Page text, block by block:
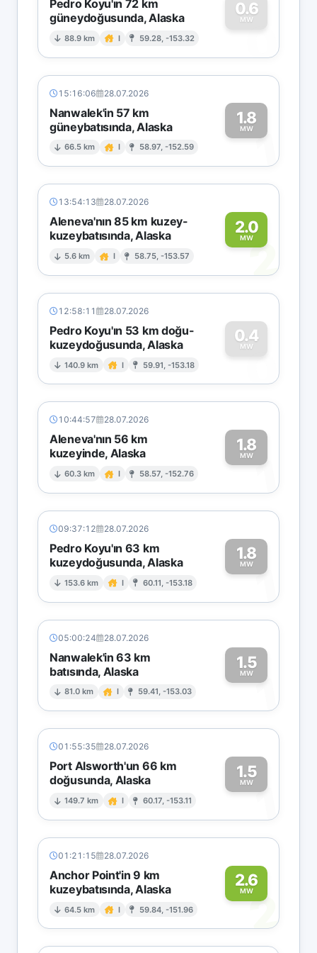
Pedro Koyu'ın 72 km
güneydoğusunda, Alaska
88.9 km I 59.28, -153.32
0.6
MW
0
15:16:06 28.07.2026
Nanwalek'in 57 km
güneybatısında, Alaska
66.5 km I 58.97, -152.59
1.8
MW1
13:54:13 28.07.2026
Aleneva'nın 85 km kuzey-
kuzeybatısında, Alaska
5.6 km I 58.75, -153.57
2.0
MW2
12:58:11 28.07.2026
Pedro Koyu'ın 53 km doğu-
kuzeydoğusunda, Alaska
140.9 km I 59.91, -153.18
0.4
MW
0
10:44:57 28.07.2026
Aleneva'nın 56 km
kuzeyinde, Alaska
60.3 km I 58.57, -152.76
1.8
MW1
09:37:12 28.07.2026
Pedro Koyu'ın 63 km
kuzeydoğusunda, Alaska
153.6 km I 60.11, -153.18
1.8
MW1
05:00:24 28.07.2026
Nanwalek'in 63 km
batısında, Alaska
81.0 km I 59.41, -153.03
1.5
MW1
01:55:35 28.07.2026
Port Alsworth'un 66 km
doğusunda, Alaska
149.7 km I 60.17, -153.11
1.5
MW1
01:21:15 28.07.2026
Anchor Point'in 9 km
kuzeybatısında, Alaska
64.5 km I 59.84, -151.96
2.6
MW2